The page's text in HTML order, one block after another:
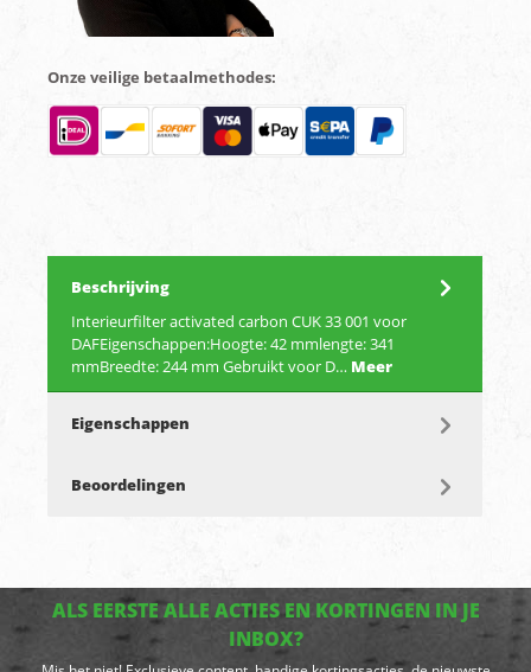
Onze veilige betaalmethodes:
Beschrijving
Interieurfilter activated carbon CUK 33 001 voor
DAFEigenschappen:Hoogte: 42 mmlengte: 341
mmBreedte: 244 mm Gebruikt voor D… Meer
Eigenschappen
Beoordelingen
ALS EERSTE ALLE ACTIES EN KORTINGEN IN JE
INBOX?